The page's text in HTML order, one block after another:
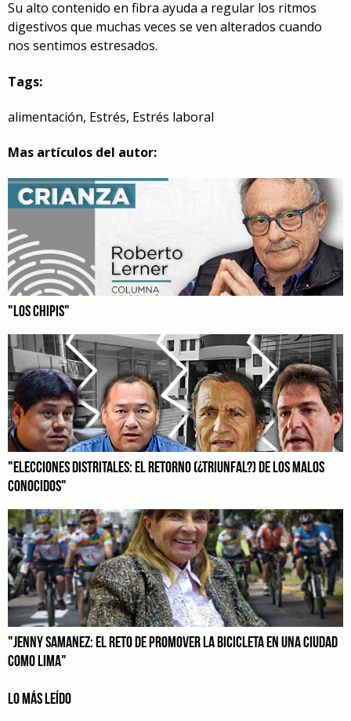
Su alto contenido en fibra ayuda a regular los ritmos
digestivos que muchas veces se ven alterados cuando
nos sentimos estresados.
Tags:
alimentación, Estrés, Estrés laboral
Mas artículos del autor:
"LOS CHIPIS"
"ELECCIONES DISTRITALES: EL RETORNO (¿TRIUNFAL?) DE LOS MALOS
CONOCIDOS"
"JENNY SAMANEZ: EL RETO DE PROMOVER LA BICICLETA EN UNA CIUDAD
COMO LIMA"
LO MÁS LEÍDO